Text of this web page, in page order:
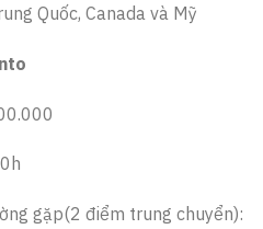
Quốc, Canada và Mỹ
gặp(2 điểm trung chuyển):